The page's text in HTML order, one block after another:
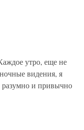
утро, еще не
видения, я
и привычно